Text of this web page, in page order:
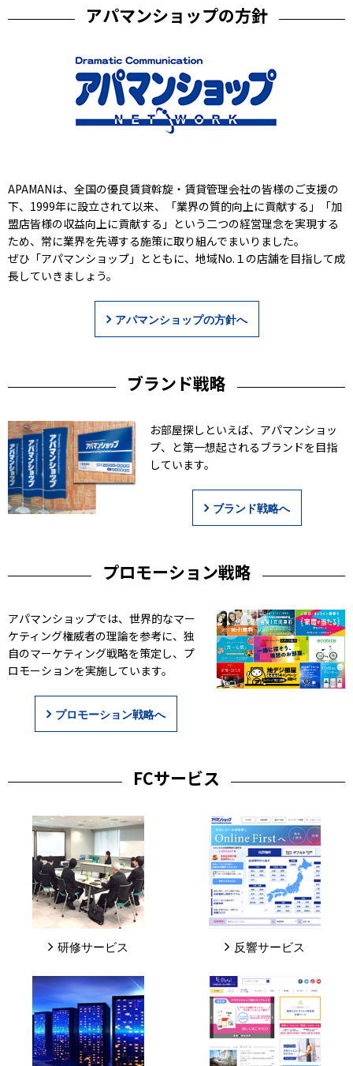
アパマンショップの方針
APAMANは、全国の優良賃貸斡旋・賃貸管理会社の皆様のご支援の
下、1999年に設立されて以来、「業界の質的向上に貢献する」「加
盟店皆様の収益向上に貢献する」という二つの経営理念を実現する
ため、常に業界を先導する施策に取り組んでまいりました。
ぜひ「アパマンショップ」とともに、地域No.１の店舗を目指して成
長していきましょう。
アパマンショップの方針へ
ブランド戦略
お部屋探しといえば、アパマンショッ
プ、と第一想起されるブランドを目指
しています。
ブランド戦略へ
プロモーション戦略
アパマンショップでは、世界的なマー
ケティング権威者の理論を参考に、独
自のマーケティング戦略を策定し、プ
ロモーションを実施しています。
プロモーション戦略へ
FCサービス
研修サービス 反響サービス